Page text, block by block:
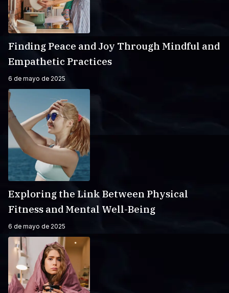
Finding Peace and Joy Through Mindful and
Empathetic Practices
6 de mayo de 2025
Exploring the Link Between Physical
Fitness and Mental Well-Being
6 de mayo de 2025